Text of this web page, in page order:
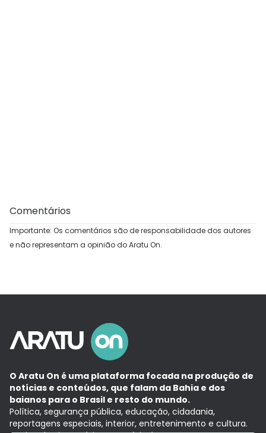
Comentários
Importante: Os comentários são de responsabilidade dos autores
e não representam a opinião do Aratu On.
O Aratu On é uma plataforma focada na produção de
notícias e conteúdos, que falam da Bahia e dos
baianos para o Brasil e resto do mundo.
Política, segurança pública, educação, cidadania,
reportagens especiais, interior, entretenimento e cultura.